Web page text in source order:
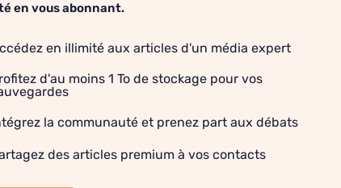
en vous abonnant.
en illimité aux articles d'un média expert
d'au moins 1 To de stockage pour vos
la communauté et prenez part aux débats
des articles premium à vos contacts